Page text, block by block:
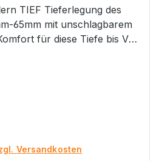
TIEF Tieferlegung des
für diese Tiefe bis VA
Tiefe, greift
E21-GF-T5T6-1 oder E21-
Versandkosten